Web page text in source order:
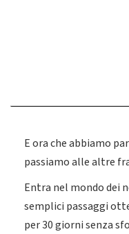
E ora che abbiamo
passiamo alle altre
Entra nel mondo dei
semplici passaggi
per 30 giorni senza